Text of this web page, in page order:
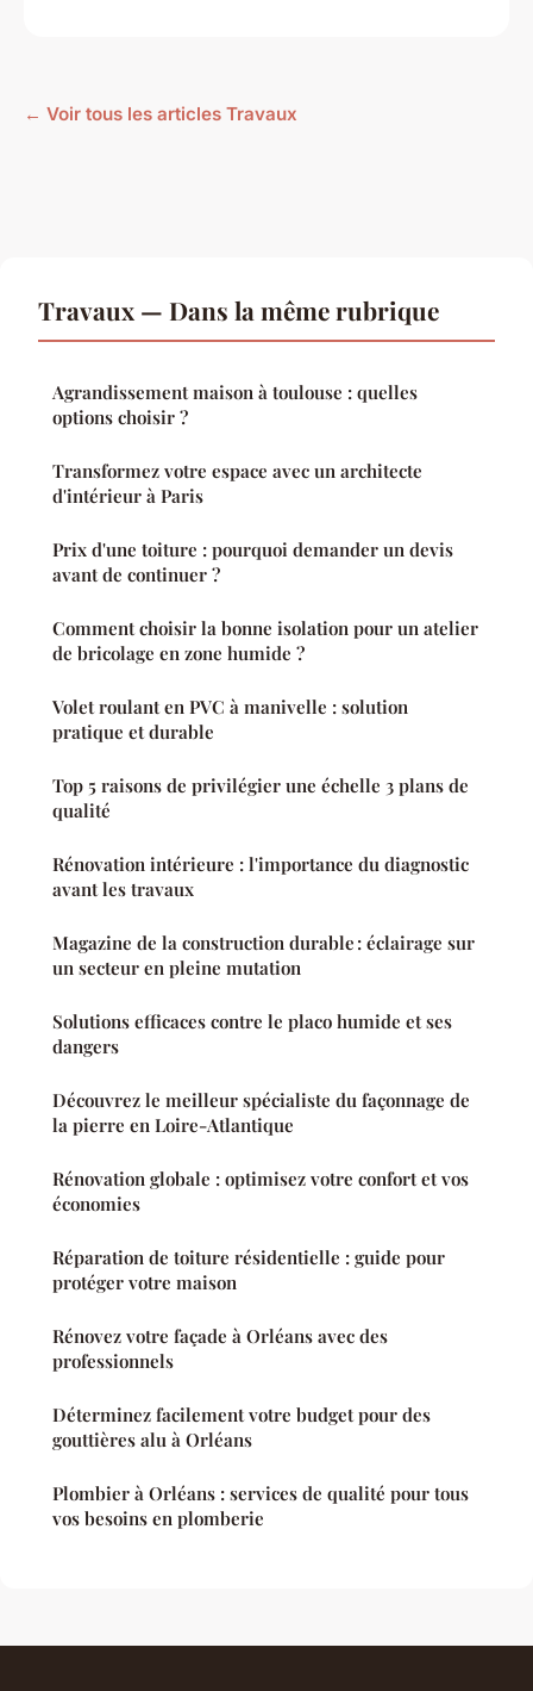
← Voir tous les articles Travaux
Travaux — Dans la même rubrique
Agrandissement maison à toulouse : quelles
options choisir ?
Transformez votre espace avec un architecte
d'intérieur à Paris
Prix d'une toiture : pourquoi demander un devis
avant de continuer ?
Comment choisir la bonne isolation pour un atelier
de bricolage en zone humide ?
Volet roulant en PVC à manivelle : solution
pratique et durable
Top 5 raisons de privilégier une échelle 3 plans de
qualité
Rénovation intérieure : l'importance du diagnostic
avant les travaux
Magazine de la construction durable : éclairage sur
un secteur en pleine mutation
Solutions efficaces contre le placo humide et ses
dangers
Découvrez le meilleur spécialiste du façonnage de
la pierre en Loire-Atlantique
Rénovation globale : optimisez votre confort et vos
économies
Réparation de toiture résidentielle : guide pour
protéger votre maison
Rénovez votre façade à Orléans avec des
professionnels
Déterminez facilement votre budget pour des
gouttières alu à Orléans
Plombier à Orléans : services de qualité pour tous
vos besoins en plomberie